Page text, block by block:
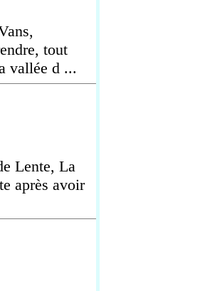
tout
vallée d ...
Lente, La
après avoir